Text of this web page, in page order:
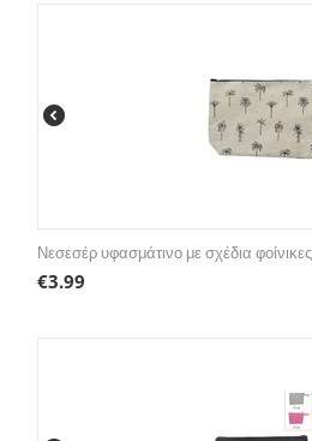
Νεσεσέρ υφασμάτινο με σχέδια
€3.99